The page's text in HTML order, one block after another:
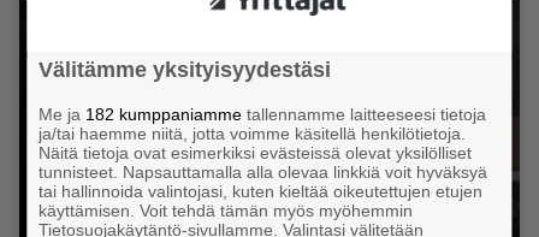
Välitämme yksityisyydestäsi
Me ja 182 kumppaniamme tallennamme laitteeseesi tietoja
ja/tai haemme niitä, jotta voimme käsitellä henkilötietoja.
Näitä tietoja ovat esimerkiksi evästeissä olevat yksilölliset
tunnisteet. Napsauttamalla alla olevaa linkkiä voit hyväksyä
tai hallinnoida valintojasi, kuten kieltää oikeutettujen etujen
käyttämisen. Voit tehdä tämän myös myöhemmin
Tietosuojakäytäntö-sivullamme. Valintasi välitetään